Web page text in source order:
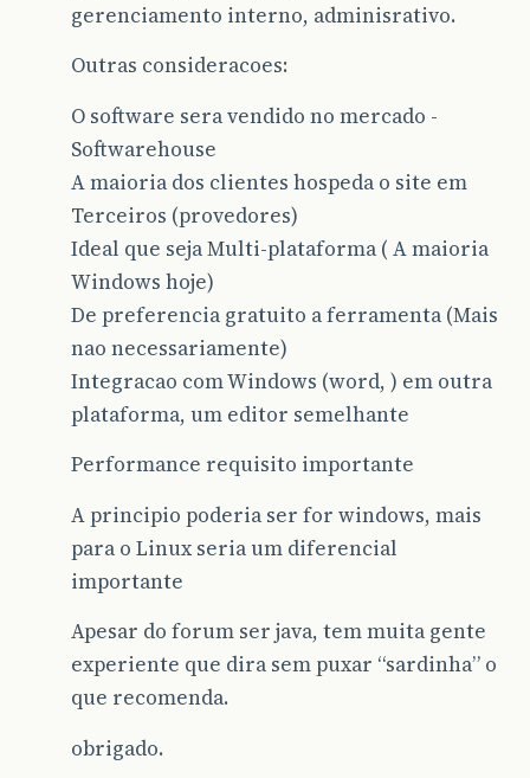
gerenciamento interno, adminisrativo.
Outras consideracoes:
O software sera vendido no mercado -
Softwarehouse
A maioria dos clientes hospeda o site em
Terceiros (provedores)
Ideal que seja Multi-plataforma ( A maioria
Windows hoje)
De preferencia gratuito a ferramenta (Mais
nao necessariamente)
Integracao com Windows (word, ) em outra
plataforma, um editor semelhante
Performance requisito importante
A principio poderia ser for windows, mais
para o Linux seria um diferencial
importante
Apesar do forum ser java, tem muita gente
experiente que dira sem puxar “sardinha” o
que recomenda.
obrigado.